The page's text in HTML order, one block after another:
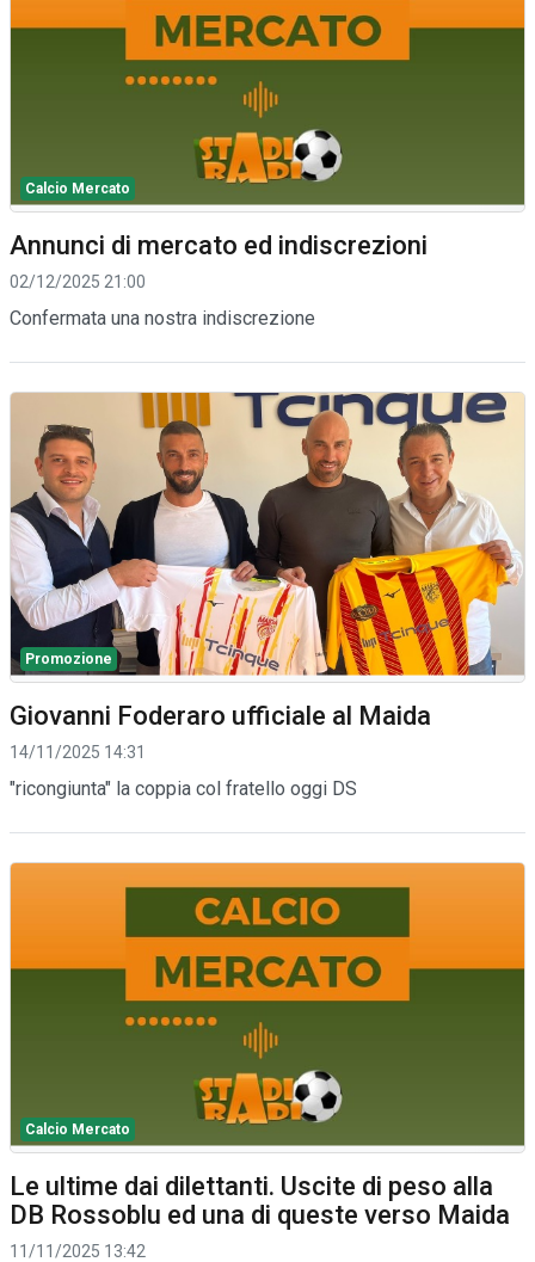
Calcio Mercato
Annunci di mercato ed indiscrezioni
02/12/2025 21:00
Confermata una nostra indiscrezione
Promozione
Giovanni Foderaro ufficiale al Maida
14/11/2025 14:31
"ricongiunta" la coppia col fratello oggi DS
Calcio Mercato
Le ultime dai dilettanti. Uscite di peso alla
DB Rossoblu ed una di queste verso Maida
11/11/2025 13:42